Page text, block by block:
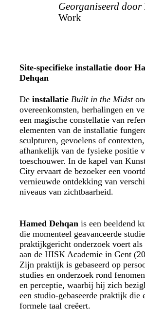
Georganiseerd door
Work
Site-specifieke installatie door
Dehqan
De installatie Built in the Midst
overeenkomsten, herhalingen en
een magische constellatie van
elementen van de installatie
sculpturen, gevoelens of contexten,
afhankelijk van de fysieke positie
toeschouwer. In de kapel van
City ervaart de bezoeker een
vernieuwde ontdekking van
niveaus van zichtbaarheid.
Hamed Dehqan is een beeldend
die momenteel geavanceerde
praktijkgericht onderzoek voert als
aan de HISK Academie in Gent
Zijn praktijk is gebaseerd op
studies en onderzoek rond
en perceptie, waarbij hij zich
een studio-gebaseerde praktijk die
formele taal creëert.